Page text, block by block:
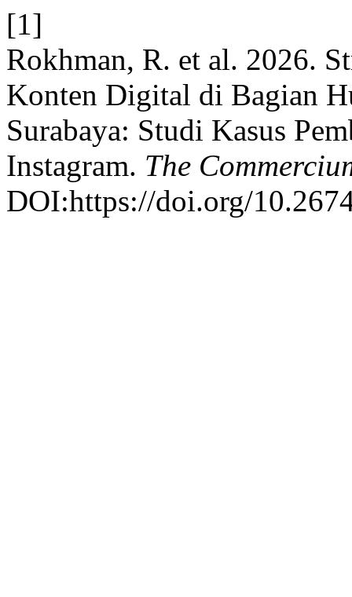
[1]
Rokhman, R. et al. 2026.
Konten Digital di Bagian
Surabaya: Studi Kasus
Instagram. The
DOI:https://doi.org/